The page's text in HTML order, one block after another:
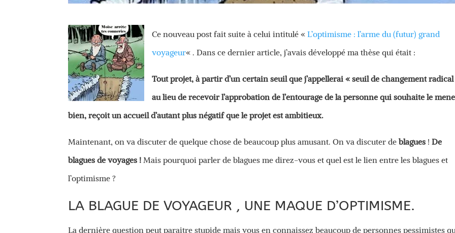
Ce nouveau post fait suite à celui intitulé «L’optimisme : l’arme du (futur) grand
voyageur« . Dans ce dernier article, j’avais développé ma thèse qui était :
Tout projet, à partir d’un certain seuil que j’appellerai « seuil de changement radical
au lieu de recevoir l’approbation de l’entourage de la personne qui souhaite le
bien, reçoit un accueil d’autant plus négatif que le projet est ambitieux.
Maintenant, on va discuter de quelque chose de beaucoup plus amusant. On va discuter deblagues !De
blagues de voyages ! Mais pourquoi parler de blagues me direz-vous et quel est le lien entre les blagues et
l’optimisme ?
LA BLAGUE DE VOYAGEUR , UNE MAQUE D’OPTIMISME.
La dernière question peut paraitre stupide mais vous en connaissez beaucoup de personnes pessimistes